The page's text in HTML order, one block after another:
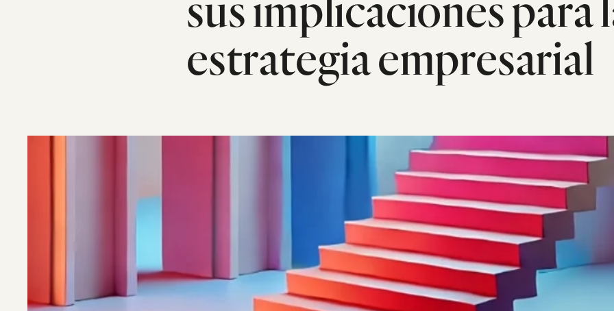
estrategia empresarial